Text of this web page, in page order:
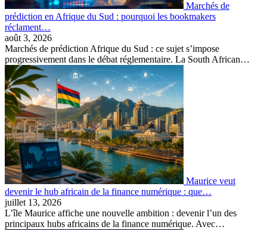
Marchés de
prédiction en Afrique du Sud : pourquoi les bookmakers
réclament…
août 3, 2026
Marchés de prédiction Afrique du Sud : ce sujet s’impose
progressivement dans le débat réglementaire. La South African…
Maurice veut
devenir le hub africain de la finance numérique : que…
juillet 13, 2026
L’île Maurice affiche une nouvelle ambition : devenir l’un des
principaux hubs africains de la finance numérique. Avec…